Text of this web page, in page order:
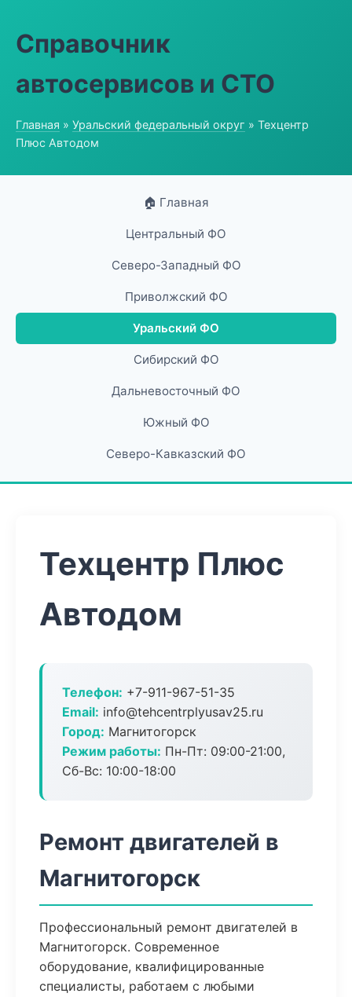
Справочник
автосервисов и СТО
Главная » Уральский федеральный округ » Техцентр
Плюс Автодом
🏠 Главная
Центральный ФО
Северо-Западный ФО
Приволжский ФО
Уральский ФО
Сибирский ФО
Дальневосточный ФО
Южный ФО
Северо-Кавказский ФО
Техцентр Плюс
Автодом
Телефон: +7-911-967-51-35
Email: info@tehcentrplyusav25.ru
Город: Магнитогорск
Режим работы: Пн-Пт: 09:00-21:00,
Сб-Вс: 10:00-18:00
Ремонт двигателей в
Магнитогорск
Профессиональный ремонт двигателей в
Магнитогорск. Современное
оборудование, квалифицированные
специалисты, работаем с любыми